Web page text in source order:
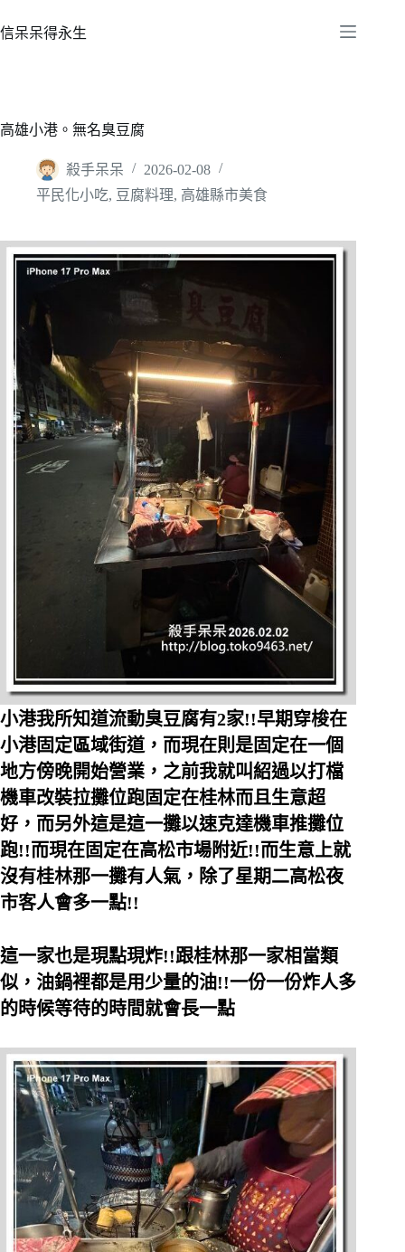
至
容
信呆呆得永生
高雄小港。無名臭豆腐
殺手呆呆
2026-02-08
平民化小吃, 豆腐料理, 高雄縣市美食
小港我所知道流動臭豆腐有2家!!早期穿梭在
小港固定區域街道，而現在則是固定在一個
地方傍晚開始營業，之前我就叫紹過以打檔
機車改裝拉攤位跑固定在桂林而且生意超
好，而另外這是這一攤以速克達機車推攤位
跑!!而現在固定在高松市場附近!!而生意上就
沒有桂林那一攤有人氣，除了星期二高松夜
市客人會多一點!!
這一家也是現點現炸!!跟桂林那一家相當類
似，油鍋裡都是用少量的油!!一份一份炸人多
的時候等待的時間就會長一點